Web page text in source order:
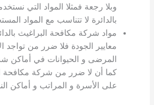
وبلا رجعة فمثلا المواد التي
بالدائرة لا تتناسب مع المواد
مواد شركة مكافحة البراغيث
معايير الجودة فلا ضرر من تواجد
المرضى و الحيوانات في أماكن
كما أن لا ضرر من شركة مكافحة
على الأسرة و المراتب و أماكن